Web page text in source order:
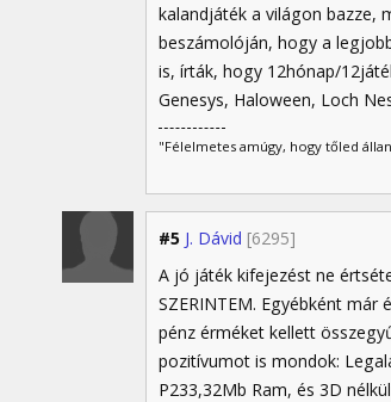
kalandjáték a világon bazze,
beszámolóján, hogy a
is, írták, hogy 12hónap/
Genesys, Haloween, Loch
"Félelmetes amúgy, hogy tőled
#5 J. Dávid [6295]
A jó játék kifejezést ne
SZERINTEM. Egyébként
pénz érméket kellett
pozitívumot is mondok:
P233,32Mb Ram, és 3D